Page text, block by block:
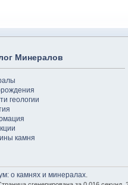
Минералов
геологии
камня
о камнях и минералах